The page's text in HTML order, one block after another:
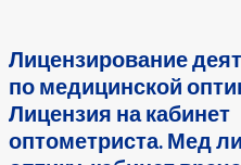
Лицензирование
по медицинской
Лицензия на кабинет
оптометриста. Мед